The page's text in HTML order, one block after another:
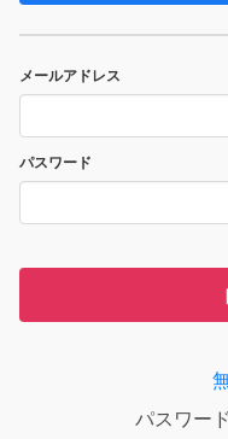
メールアドレス
パスワード
パスワー